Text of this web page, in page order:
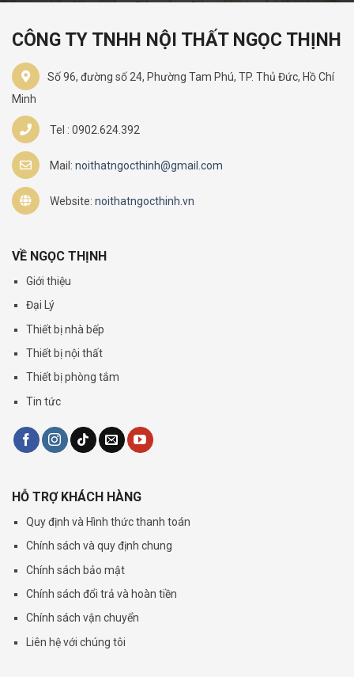
CÔNG TY TNHH NỘI THẤT NGỌC THỊNH
Số 96, đường số 24, Phường Tam Phú, TP. Thủ Đức, Hồ Chí
Minh
Tel : 0902.624.392
Mail: noithatngocthinh@gmail.com
Website: noithatngocthinh.vn
VỀ NGỌC THỊNH
Giới thiệu
Đại Lý
Thiết bị nhà bếp
Thiết bị nội thất
Thiết bị phòng tắm
Tin tức
HỖ TRỢ KHÁCH HÀNG
Quy định và Hình thức thanh toán
Chính sách và quy định chung
Chính sách bảo mật
Chính sách đổi trả và hoàn tiền
Chính sách vận chuyển
Liên hệ với chúng tôi